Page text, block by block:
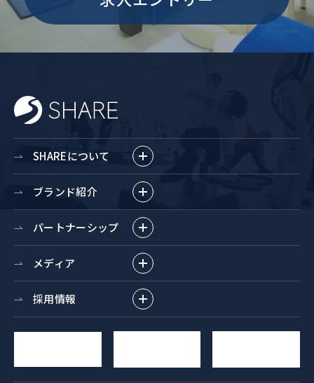
SHAREについて
ブランド紹介
パートナーシップ
メディア
採用情報